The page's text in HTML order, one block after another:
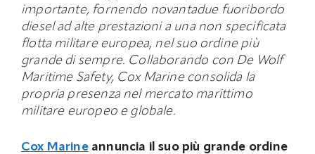
importante, fornendo novantadue fuoribordo
diesel ad alte prestazioni a una non specificata
flotta militare europea, nel suo ordine più
grande di sempre. Collaborando con De Wolf
Maritime Safety, Cox Marine consolida la
propria presenza nel mercato marittimo
militare europeo e globale.
Cox Marineannuncia il suo più grande ordine